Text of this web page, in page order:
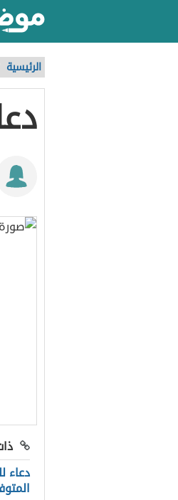
الرئيسية
دعاء